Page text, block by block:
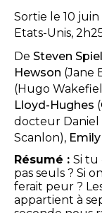
Sortie le 10
Etats-Unis,
De Steven
Hewson (Jane
(Hugo
Lloyd-Hughes
docteur Daniel
Scanlon),
Résumé : Si tu
pas seuls ? Si
ferait peur ?
appartient à